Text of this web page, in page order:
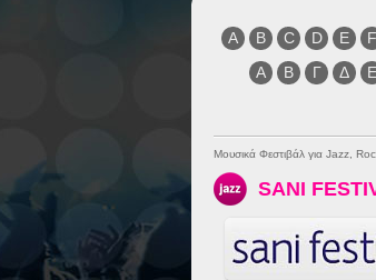
A B C D E F
Α
Β Γ Δ Ε
Μουσικά Φεστιβάλ για Jazz,
SANI